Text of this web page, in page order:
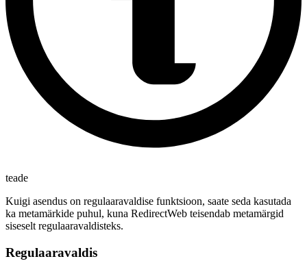
teade
Kuigi asendus on regulaaravaldise funktsioon, saate seda kasutada
ka metamärkide puhul, kuna RedirectWeb teisendab metamärgid
siseselt regulaaravaldisteks.
Regulaaravaldis